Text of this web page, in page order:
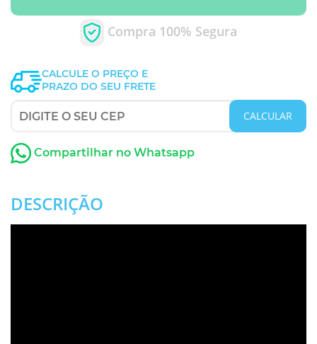
Compra 100% Segura
CALCULE O PREÇO E
PRAZO DO SEU FRETE
CALCULAR
Compartilhar no Whatsapp
DESCRIÇÃO